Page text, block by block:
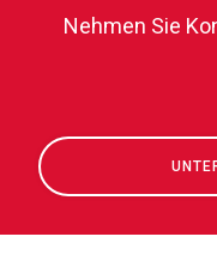
Nehmen Sie